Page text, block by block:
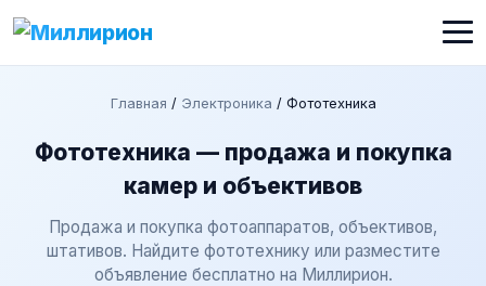
Главная / Электроника / Фототехника
Фототехника — продажа и покупка
камер и объективов
Продажа и покупка фотоаппаратов, объективов,
штативов. Найдите фототехнику или разместите
объявление бесплатно на Миллирион.